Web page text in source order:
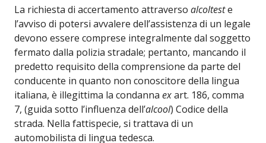
La richiesta di accertamento attraverso alcolteste
l’avviso di potersi avvalere dell’assistenza di un legale
devono essere comprese integralmente dal soggetto
fermato dalla polizia stradale; pertanto, mancando il
predetto requisito della comprensione da parte del
conducente in quanto non conoscitore della lingua
italiana, è illegittima la condanna exart. 186, comma
7, (guida sotto l’influenza dell’alcool) Codice della
strada. Nella fattispecie, si trattava di un
automobilista di lingua tedesca.